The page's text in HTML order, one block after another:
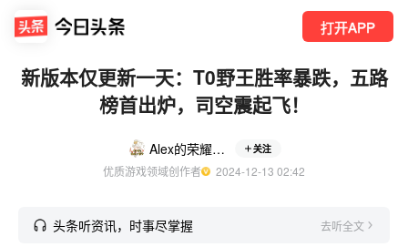
打开APP
新版本仅更新一天：T0野王胜率暴跌，五路
榜首出炉，司空震起飞！
Alex的荣耀小课堂 关注
优质游戏领域创作者
  2024-12-13 02:42
头条听资讯，时事尽掌握 去听全文